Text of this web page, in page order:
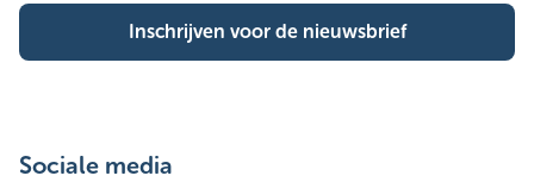
Sociale media